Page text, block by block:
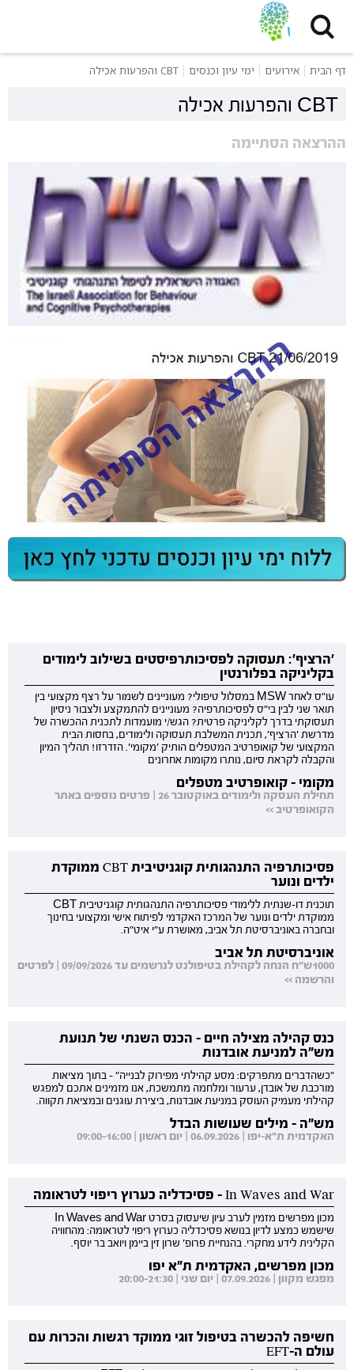
דף הבית אירועים ימי עיון וכנסים CBT והפרעות אכילה
CBT והפרעות אכילה
ההרצאה הסתיימה
'הרציף': תעסוקה לפסיכותרפיסטים בשילוב לימודים
בקליניקה בפלורנטין
עו"ס לאחר MSW במסלול טיפולי? מעוניינים לשמור על רצף מקצועי בין
תואר שני לבין בי"ס לפסיכותרפיה? מעוניינים להתמקצע ולצבור ניסיון
תעסוקתי בדרך לקליניקה פרטית? הגש/י מועמדות לתכנית ההכשרה של
מדרשת 'הרציף', תכנית המשלבת תעסוקה ולימודים, בחסות הבית
המקצועי של קואופרטיב המטפלים הותיק 'מקומי'. הזדרזו! תהליך המיון
והקבלה לקראת סיום, נותרו מקומות אחרונים
מקומי - קואופרטיב מטפלים
תחילת העסקה ולימודים באוקטובר 26 | פרטים נוספים באתר
הקואופרטיב >>
פסיכותרפיה התנהגותית קוגניטיבית CBT ממוקדת
ילדים ונוער
תוכנית דו-שנתית ללימודי פסיכותרפיה התנהגותית קוגניטיבית CBT
ממוקדת ילדים ונוער של המרכז האקדמי לפיתוח אישי ומקצועי בחינוך
ובחברה באוניברסיטת תל אביב, מאושרת ע"י איט"ה.
אוניברסיטת תל אביב
1000ש"ח הנחה לקהילת בטיפולנט לנרשמים עד 09/09/2026 | לפרטים
והרשמה >>
כנס קהילה מצילה חיים - הכנס השנתי של תנועת
מש"ה למניעת אובדנות
"כשהדברים מתפרקים: מסע קהילתי מפירוק לבנייה" - בתוך מציאות
מורכבת של אובדן, ערעור ומלחמה מתמשכת, אנו מזמינים אתכם למפגש
קהילתי מעמיק העוסק במניעת אובדנות, ביצירת עוגנים ובמציאת תקווה.
מש"ה - מילים שעושות הבדל
האקדמית ת"א-יפו | 06.09.2026 | יום ראשון | 09:00-16:00
In Waves and War - פסיכדליה כערוץ ריפוי לטראומה
מכון מפרשים מזמין לערב עיון שיעסוק בסרט In Waves and War
שישמש כמצע לדיון בנושא פסיכדליה כערוץ ריפוי לטראומה: מהחוויה
הקלינית לידע מחקרי. בהנחיית פרופ' שרון זין ביימן ויואב בר יוסף.
מכון מפרשים, האקדמית ת"א יפו
מפגש מקוון | 07.09.2026 | יום שני | 20:00-21:30
חשיפה להכשרה בטיפול זוגי ממוקד רגשות והכרות עם
עולם ה-EFT